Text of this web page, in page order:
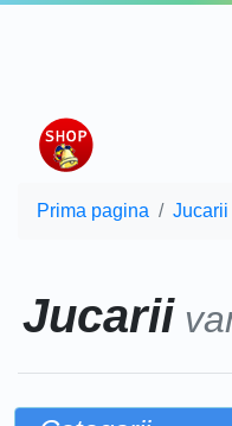
Prima pagina Jucarii
Jucarii